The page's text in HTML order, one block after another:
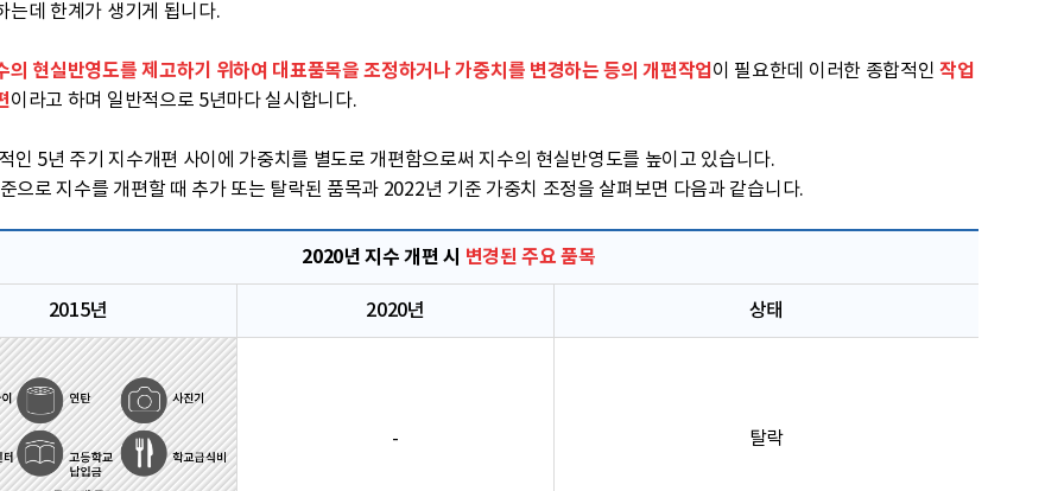
는데 한계가 생기게 됩니다.
의 현실반영도를 제고하기 위하여 대표품목을 조정하거나 가중치를 변경하는 등의 개편작업 이 필요한데 이러한 종합적인 작업
이라고 하며 일반적으로 5년마다 실시합니다.
인 5년 주기 지수개편 사이에 가중치를 별도로 개편함으로써 지수의 현실반영도를 높이고 있습니다.
으로 지수를 개편할 때 추가 또는 탈락된 품목과 2022년 기준 가중치 조정을 살펴보면 다음과 같습니다.
2020년 지수 개편 시 변경된 주요 품목
2015년 2020년 상태
- 탈락